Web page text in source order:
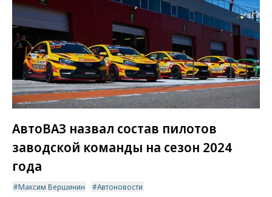
АвтоВАЗ назвал состав пилотов
заводской команды на сезон 2024
года
Максим Вершинин Автоновости